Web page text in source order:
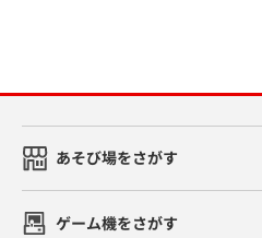
あそび場をさがす
ゲーム機をさがす